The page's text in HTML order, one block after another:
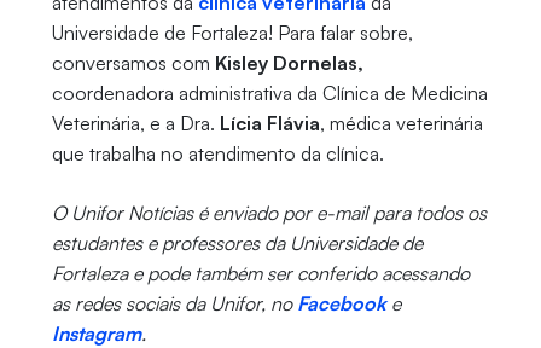
Universidade de Fortaleza! Para falar sobre,
conversamos com Kisley Dornelas,
coordenadora administrativa da Clínica de Medicina
Veterinária, e a Dra. Lícia Flávia, médica veterinária
que trabalha no atendimento da clínica.
O Unifor Notícias é enviado por e-mail para todos os
estudantes e professores da Universidade de
Fortaleza e pode também ser conferido acessando
as redes sociais da Unifor, no Facebooke
Instagram.